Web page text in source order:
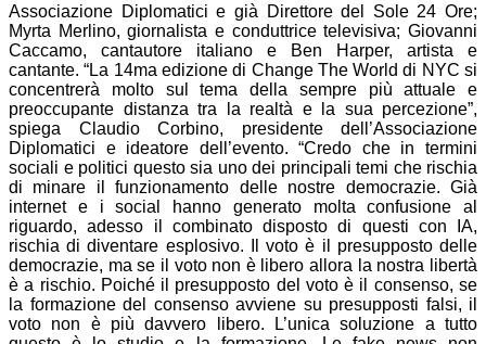
Associazione Diplomatici e già Direttore del Sole 24 Ore;
Myrta Merlino, giornalista e conduttrice televisiva; Giovanni
Caccamo, cantautore italiano e Ben Harper, artista e
cantante. “La 14ma edizione di Change The World di NYC si
concentrerà molto sul tema della sempre più attuale e
preoccupante distanza tra la realtà e la sua percezione”,
spiega Claudio Corbino, presidente dell’Associazione
Diplomatici e ideatore dell’evento. “Credo che in termini
sociali e politici questo sia uno dei principali temi che rischia
di minare il funzionamento delle nostre democrazie. Già
internet e i social hanno generato molta confusione al
riguardo, adesso il combinato disposto di questi con IA,
rischia di diventare esplosivo. Il voto è il presupposto delle
democrazie, ma se il voto non è libero allora la nostra libertà
è a rischio. Poiché il presupposto del voto è il consenso, se
la formazione del consenso avviene su presupposti falsi, il
voto non è più davvero libero. L’unica soluzione a tutto